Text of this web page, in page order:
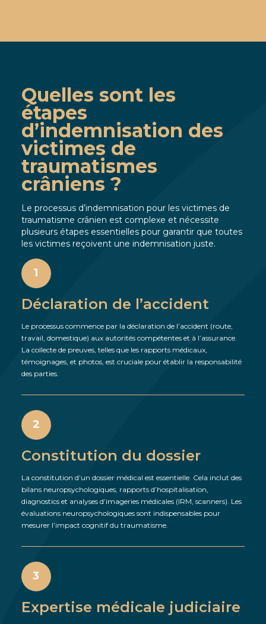
Quelles sont les
étapes
d’indemnisation des
victimes de
traumatismes
crâniens ?
Le processus d’indemnisation pour les victimes de
traumatisme crânien est complexe et nécessite
plusieurs étapes essentielles pour garantir que toutes
les victimes reçoivent une indemnisation juste.
1
Déclaration de l’accident
Le processus commence par la déclaration de l’accident (route,
travail, domestique) aux autorités compétentes et à l’assurance.
La collecte de preuves, telles que les rapports médicaux,
témoignages, et photos, est cruciale pour établir la responsabilité
des parties.
2
Constitution du dossier
La constitution d’un dossier médical est essentielle. Cela inclut des
bilans neuropsychologiques, rapports d’hospitalisation,
diagnostics et analyses d’imageries médicales (IRM, scanners). Les
évaluations neuropsychologiques sont indispensables pour
mesurer l’impact cognitif du traumatisme.
3
Expertise médicale judiciaire